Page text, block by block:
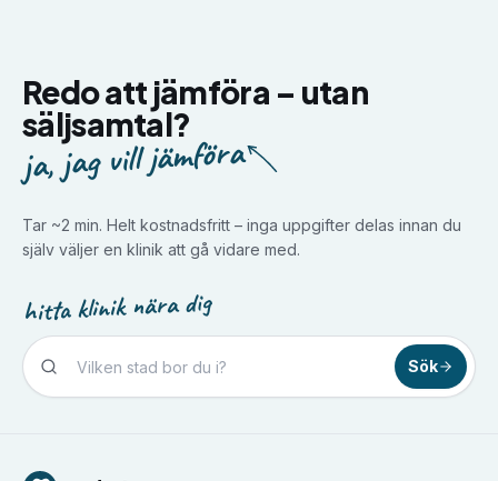
Redo att jämföra – utan
säljsamtal?
ja, jag vill jämföra
Tar ~2 min. Helt kostnadsfritt – inga uppgifter delas innan du
själv väljer en klinik att gå vidare med.
hitta klinik nära dig
Sök
Tandvård i